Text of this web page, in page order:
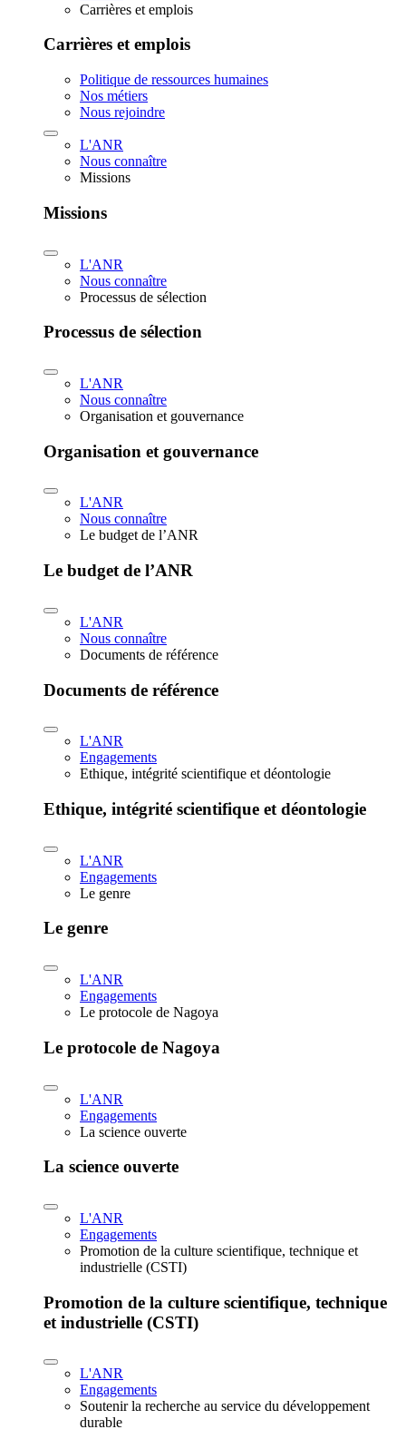
Carrières et emplois
Carrières et emplois
Politique de ressources humaines
Nos métiers
Nous rejoindre
L'ANR
Nous connaître
Missions
Missions
L'ANR
Nous connaître
Processus de sélection
Processus de sélection
L'ANR
Nous connaître
Organisation et gouvernance
Organisation et gouvernance
L'ANR
Nous connaître
Le budget de l’ANR
Le budget de l’ANR
L'ANR
Nous connaître
Documents de référence
Documents de référence
L'ANR
Engagements
Ethique, intégrité scientifique et déontologie
Ethique, intégrité scientifique et déontologie
L'ANR
Engagements
Le genre
Le genre
L'ANR
Engagements
Le protocole de Nagoya
Le protocole de Nagoya
L'ANR
Engagements
La science ouverte
La science ouverte
L'ANR
Engagements
Promotion de la culture scientifique, technique et
industrielle (CSTI)
Promotion de la culture scientifique, technique
et industrielle (CSTI)
L'ANR
Engagements
Soutenir la recherche au service du développement
durable